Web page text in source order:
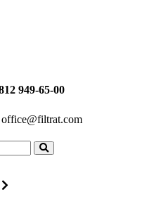
949-65-00
office@filtrat.com